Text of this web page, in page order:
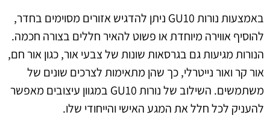
באמצעות נורות GU10 ניתן להדגיש אזורים מסוימים בחדר,
להוסיף אווירה מיוחדת או פשוט להאיר חללים בצורה חכמה.
הנורות מגיעות גם בגרסאות שונות של צבעי אור, כגון אור חם,
אור קר ואור נייטרלי, כך שהן מתאימות לצרכים שונים של
משתמשים. השילוב של נורות GU10 במגוון עיצובים מאפשר
להעניק לכל חלל את המגע האישי והייחודי שלו.